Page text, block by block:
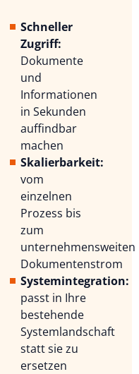
Schneller
Zugriff:
Dokumente
und
Informationen
in Sekunden
auffindbar
machen
Skalierbarkeit:
vom
einzelnen
Prozess bis
zum
unternehmensweiten
Dokumentenstrom
Systemintegration:
passt in Ihre
bestehende
Systemlandschaft
statt sie zu
ersetzen